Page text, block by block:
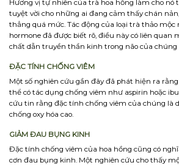
Hương vị tự nhiên của trà hoa hồng làm cho nó
tuyệt vời cho những ai đang cảm thấy chán
thẳng quá mức. Tác động của loại trà thảo mộc
hormone đã được biết rõ, điều này có liên quan
chất dẫn truyền thần kinh trong não của
ĐẶC TÍNH CHỐNG VIÊM
Một số nghiên cứu gần đây đã phát hiện ra
thể có tác dụng chống viêm như aspirin hoặc
cứu tin rằng đặc tính chống viêm của chúng là
chống oxy hóa cao.
GIẢM ĐAU BỤNG KINH
Đặc tính chống viêm của hoa hồng cũng có
cơn đau bụng kinh. Một nghiên cứu cho thấy